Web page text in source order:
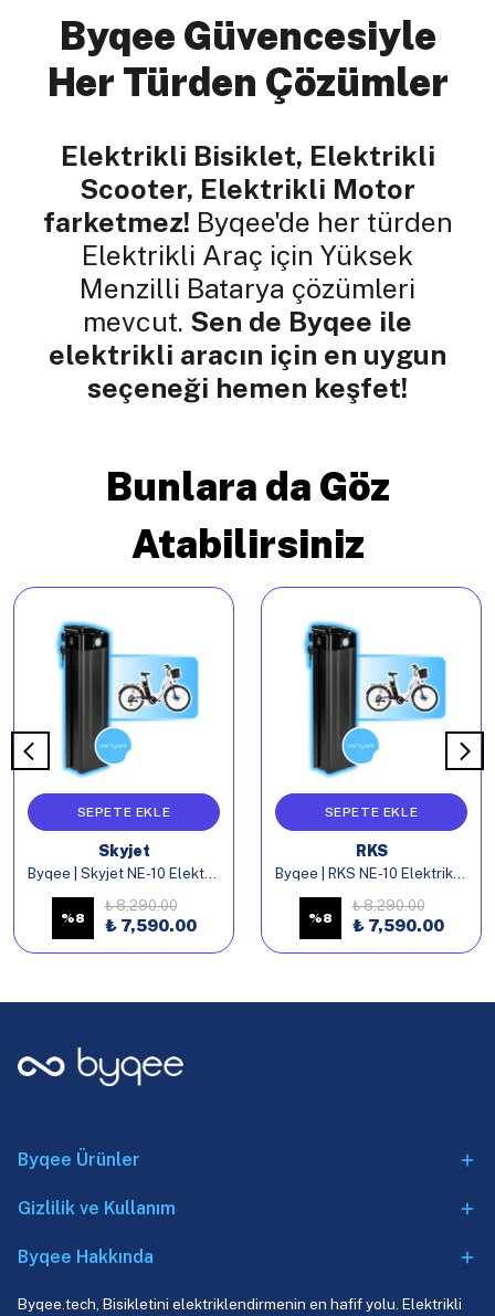
Byqee Güvencesiyle
Her Türden Çözümler
Elektrikli Bisiklet, Elektrikli
Scooter, Elektrikli Motor
farketmez! Byqee'de her türden
Elektrikli Araç için Yüksek
Menzilli Batarya çözümleri
mevcut. Sen de Byqee ile
elektrikli aracın için en uygun
seçeneği hemen keşfet!
Bunlara da Göz
Atabilirsiniz
SEPETE EKLE
Skyjet
Byqee | Skyjet NE-10 Elektrikli Bisiklet Batarya
%8
₺ 8,290.00
₺ 7,590.00
SEPETE EKLE
RKS
Byqee | RKS NE-10 Elektrikli Bisiklet Batarya
%8
₺ 8,290.00
₺ 7,590.00
Byqee Ürünler
Gizlilik ve Kullanım
Byqee Hakkında
Byqee.tech, Bisikletini elektriklendirmenin en hafif yolu. Elektrikli